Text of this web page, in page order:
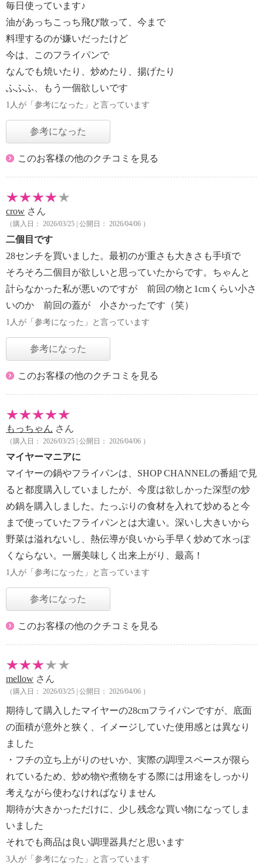
毎日使っています♪
油があっちこっち飛び散って、今まで
料理するのが嫌いだったけど
今は、このフライパンで
なんでも焼いたり、炒めたり、揚げたり
ふふふ、もう一個欲しいです
1人が「参考になった」と言っています
参考になった
このお客様の他のクチコミを見る
crow さん
（購入日： 2026/03/25 | 公開日： 2026/04/06 ）
二個目です
28センチを買いました。最初のが重さも大きさも手頃で
そろそろ二個目が欲しいと思っていたからです。ちゃんと
計らなかった私が悪いのですが 前回の物と1cmくらい小さ
いのか 前回の蓋が 小さかったです（笑）
1人が「参考になった」と言っています
参考になった
このお客様の他のクチコミを見る
もっちゃん さん
（購入日： 2026/03/25 | 公開日： 2026/04/06 ）
マイヤーマニアに
マイヤーの鍋やフライパンは、SHOP CHANNELの番組で見
ると都度購入していましたが、今度は欲しかった深型の炒
め鍋を購入しました。たっぷりの食材を入れて炒めると今
まで使っていたフライパンとは大違い。深いし大きいから
野菜は溢れないし、熱伝導が良いから手早く炒めて水っぽ
くならない。一層美味しく出来上がり、最高！
1人が「参考になった」と言っています
参考になった
このお客様の他のクチコミを見る
mellow さん
（購入日： 2026/03/25 | 公開日： 2026/04/06 ）
期待して購入したマイヤーの28cmフライパンですが、底面
の面積が意外と狭く、イメージしていた使用感とは異なり
ました
・フチの立ち上がりのせいか、実際の調理スペースが限ら
れているため、炒め物や煮物をする際には用途をしっかり
考えながら使わなければなりません
期待が大きかっただけに、少し残念な買い物になってしま
いました
それでも商品は良い調理器具だと思います
3人が「参考になった」と言っています